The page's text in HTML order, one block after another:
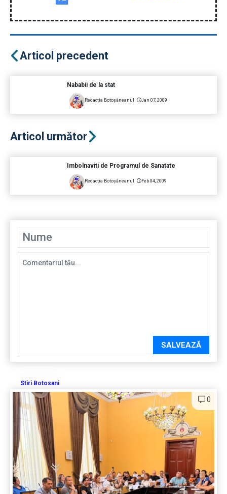
Articol precedent
Nababii de la stat
Redacția Botoșăneanul Jan 07, 2009
Articol următor
Imbolnaviti de Programul de Sanatate
Redacția Botoșăneanul Feb 04, 2009
SALVEAZĂ
Stiri Botosani
0